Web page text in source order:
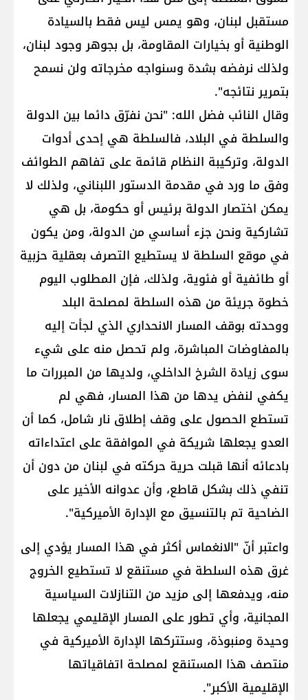
مستقبل لبنان، وهو يمس ليس فقط بالسيادة
الوطنية أو بخيارات ​المقاومة​، بل بجوهر وجود لبنان،
ولذلك نرفضه بشدة وسنواجه مخرجاته ولن نسمح
بتمرير نتائجه".
وقال النائب فضل الله: "نحن نفرّق دائما بين الدولة
والسلطة في البلاد، فالسلطة هي إحدى أدوات
الدولة، وتركيبة النظام قائمة على تفاهم الطوائف
وفق ما ورد في مقدمة الدستور اللبناني، ولذلك لا
يمكن اختصار الدولة برئيس أو حكومة، بل هي
تشاركية ونحن جزء أساسي من الدولة، ومن يكون
في موقع السلطة لا يستطيع التصرف بعقلية حزبية
أو طائفية أو فئوية، ولذلك، فإن المطلوب اليوم
خطوة جريئة من هذه السلطة لمصلحة البلد
ووحدته بوقف المسار الانحداري الذي لجأت إليه
بالمفاوضات المباشرة، ولم تحصل منه على شيء
سوى زيادة الشرخ الداخلي، ولديها من المبررات ما
يكفي لنفض يدها من هذا المسار، فهي لم
تستطع الحصول على وقف إطلاق نار شامل، كما أن
العدو يجعلها شريكة في الموافقة على اعتداءاته
بادعائه أنها قبلت حرية حركته في لبنان من دون أن
تنفي ذلك بشكل قاطع، وأن عدوانه الأخير على
الضاحية تم بالتنسيق مع الإدارة الأميركية".
واعتبر أنّ "الانغماس أكثر في هذا المسار يؤدي إلى
غرق هذه السلطة في مستنقع لا تستطيع الخروج
منه، ويدفعها إلى مزيد من التنازلات السياسية
المجانية، وأي تطور على المسار الإقليمي يجعلها
وحيدة ومنبوذة، وستتركها الإدارة الأميركية في
منتصف هذا المستنقع لمصلحة اتفاقياتها
الإقليمية الأكبر".